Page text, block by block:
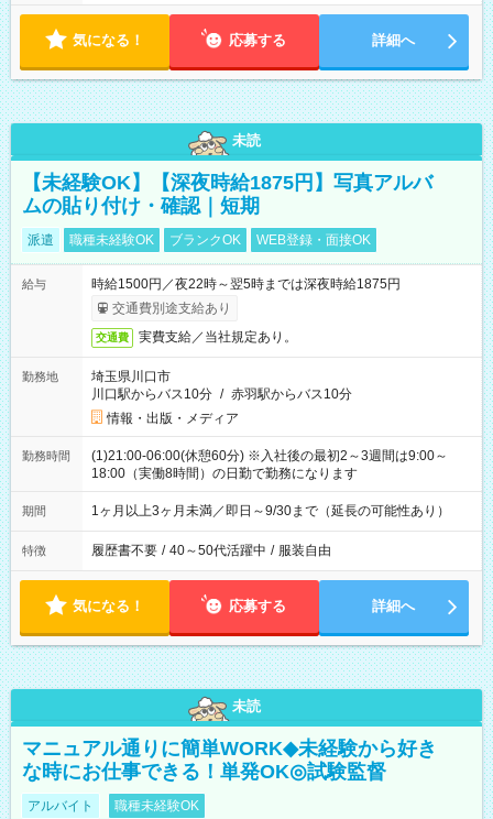
気になる！ 応募する 詳細へ
未読
【未経験OK】【深夜時給1875円】写真アルバ
ムの貼り付け・確認｜短期
派遣 職種未経験OK ブランクOK WEB登録・面接OK
給与
時給1500円／夜22時～翌5時までは深夜時給1875円
交通費別途支給あり
交通費 実費支給／当社規定あり。
勤務地
埼玉県川口市
川口駅からバス10分 / 赤羽駅からバス10分
情報・出版・メディア
勤務時間
(1)21:00-06:00(休憩60分) ※入社後の最初2～3週間は9:00～
18:00（実働8時間）の日勤で勤務になります
期間 1ヶ月以上3ヶ月未満／即日～9/30まで（延長の可能性あり）
特徴 履歴書不要 / 40～50代活躍中 / 服装自由
気になる！ 応募する 詳細へ
未読
マニュアル通りに簡単WORK◆未経験から好き
な時にお仕事できる！単発OK◎試験監督
アルバイト 職種未経験OK